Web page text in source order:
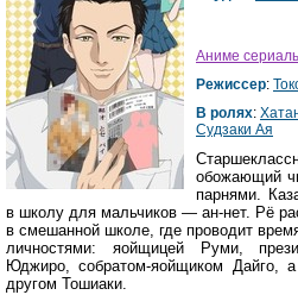
Аниме
Режиссер:
В ролях:
Судзаки Ая
обожающий
парнями.
в школу для мальчиков — ан-нет. Рё
в смешанной школе, где проводит
личностями: яойщицей Руми,
Юджиро, собратом-яойщиком Дайго,
другом Тошиаки.